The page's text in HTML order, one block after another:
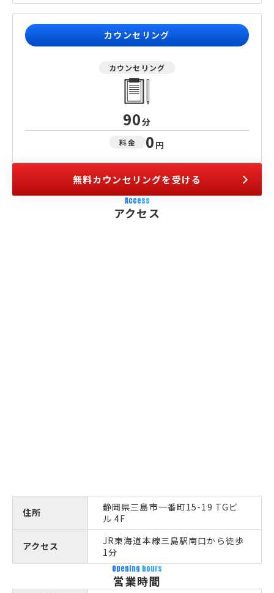
カウンセリング
カウンセリング
90分
料金 0 円
無料カウンセリングを受ける
Access
アクセス
住所
静岡県三島市一番町15-19 TGビ
ル 4F
アクセス
JR東海道本線三島駅南口から徒歩
1分
Opening hours
営業時間